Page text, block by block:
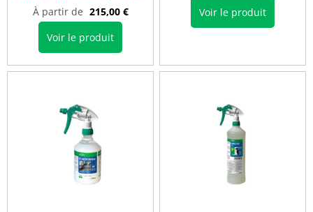
À partir de 215,00 €
Voir le produit
Voir le produit